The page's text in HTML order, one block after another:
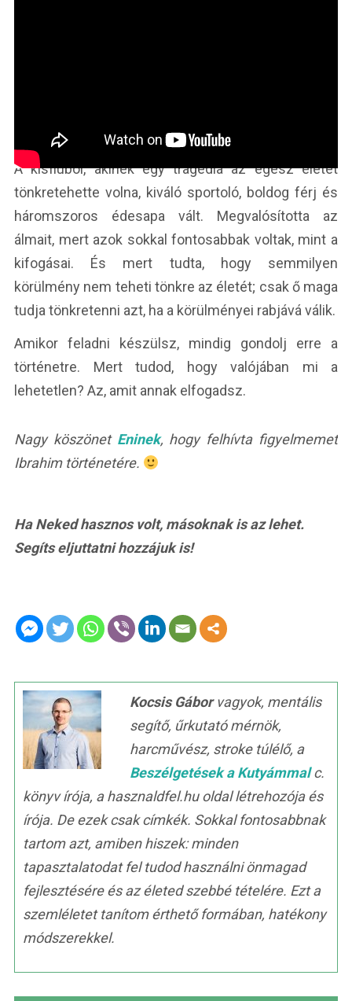
A kisfiúból, akinek egy tragédia az egész életét
tönkretehette volna, kiváló sportoló, boldog férj és
háromszoros édesapa vált. Megvalósította az
álmait, mert azok sokkal fontosabbak voltak, mint a
kifogásai. És mert tudta, hogy semmilyen
körülmény nem teheti tönkre az életét; csak ő maga
tudja tönkretenni azt, ha a körülményei rabjává válik.
Amikor feladni készülsz, mindig gondolj erre a
történetre. Mert tudod, hogy valójában mi a
lehetetlen? Az, amit annak elfogadsz.
Nagy köszönet Eninek, hogy felhívta figyelmemet
Ibrahim történetére.
Ha Neked hasznos volt, másoknak is az lehet.
Segíts eljuttatni hozzájuk is!
Kocsis Gáborvagyok, mentális
segítő, űrkutató mérnök,
harcművész, stroke túlélő, a
Beszélgetések a Kutyámmalc.
könyv írója, a hasznaldfel.hu oldal létrehozója és
írója. De ezek csak címkék. Sokkal fontosabbnak
tartom azt, amiben hiszek: minden
tapasztalatodat fel tudod használni önmagad
fejlesztésére és az életed szebbé tételére. Ezt a
szemléletet tanítom érthető formában, hatékony
módszerekkel.